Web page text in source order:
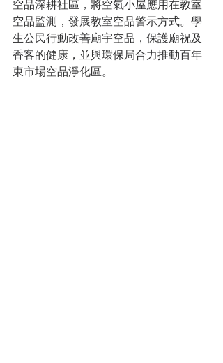
空品深耕社區，將空氣小屋應用在教室
空品監測，發展教室空品警示方式。學
生公民行動改善廟宇空品，保護廟祝及
香客的健康，並與環保局合力推動百年
東市場空品淨化區。